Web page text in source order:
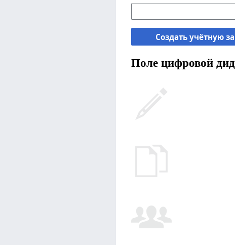
Создать учётную
Поле цифровой